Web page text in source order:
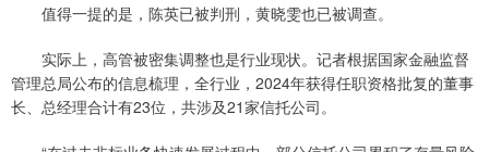
值得一提的是，陈英已被判刑，黄晓雯也已被调查。
实际上，高管被密集调整也是行业现状。记者根据国家金融监督
管理总局公布的信息梳理，全行业，2024年获得任职资格批复的董事
长、总经理合计有23位，共涉及21家信托公司。